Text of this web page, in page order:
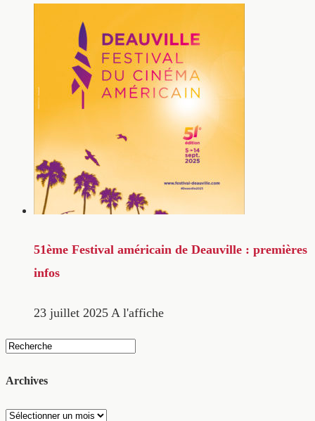
51ème Festival américain de Deauville : premières
infos
23 juillet 2025 A l'affiche
Archives
Archives